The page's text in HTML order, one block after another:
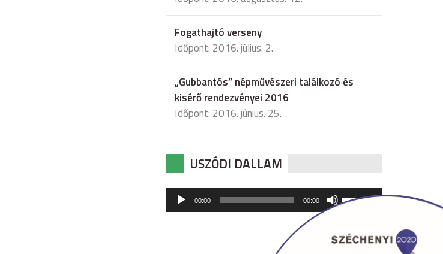
Fogathajtó verseny
Időpont: 2016. július. 2.
„Gubbantós” népművészeri találkozó és
kisérő rendezvényei 2016
Időpont: 2016. június. 25.
USZÓDI DALLAM
Audió
lejátszó
00:00 00:00
hangerő
csökkentéséhez